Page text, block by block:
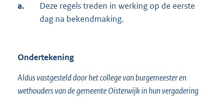
a.
Deze regels treden in werking op de eerste
dag na bekendmaking.
Ondertekening
Aldus vastgesteld door het college van burgemeester en
wethouders van de gemeente Oisterwijk in hun vergadering